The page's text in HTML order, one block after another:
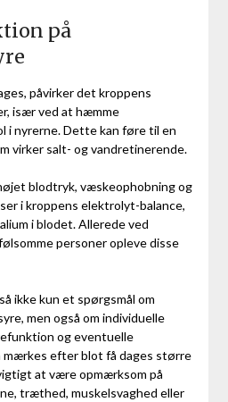
på
påvirker det kroppens
især ved at hæmme
i nyrerne. Dette kan føre til en
virker salt- og vandretinerende.
blodtryk, væskeophobning og
i kroppens elektrolyt-balance,
i blodet. Allerede ved
personer opleve disse
ikke kun et spørgsmål om
men også om individuelle
og eventuelle
mærkes efter blot få dages større
at være opmærksom på
træthed, muskelsvaghed eller